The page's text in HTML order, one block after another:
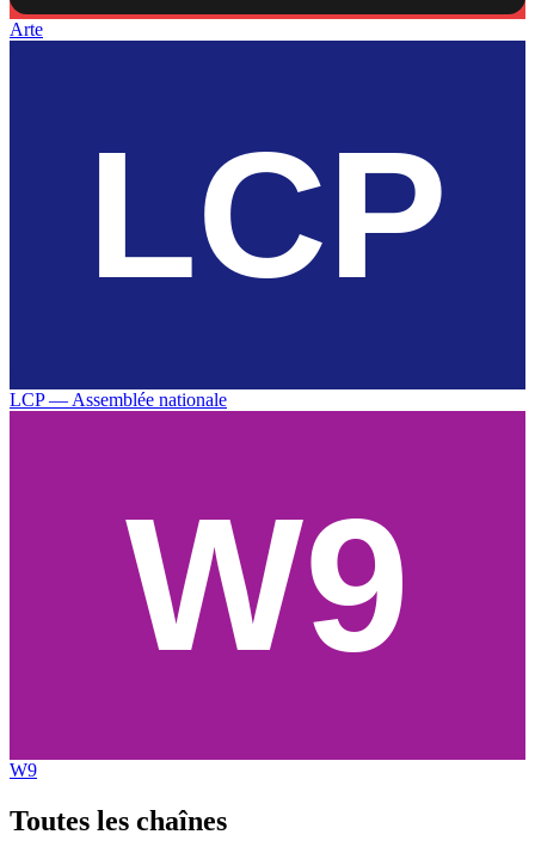
Arte
LCP — Assemblée nationale
W9
Toutes les chaînes